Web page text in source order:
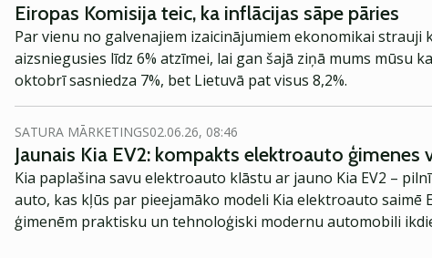
Eiropas Komisija teic, ka inflācijas sāpe pāries
Par vienu no galvenajiem izaicinājumiem ekonomikai
aizsniegusies līdz 6% atzīmei, lai gan šajā ziņā mums mūsu
oktobrī sasniedza 7%, bet Lietuvā pat visus 8,2%.
SATURA MĀRKETINGS02.06.26, 08:46
Jaunais Kia EV2: kompakts elektroauto ģimenes
Kia paplašina savu elektroauto klāstu ar jauno Kia EV2 –
auto, kas kļūs par pieejamāko modeli Kia elektroauto saimē
ģimenēm praktisku un tehnoloģiski modernu automobili